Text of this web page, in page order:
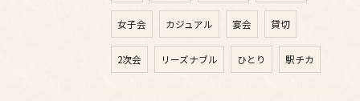
女子会 カジュアル 宴会 貸切
2次会 リーズナブル ひとり 駅チカ